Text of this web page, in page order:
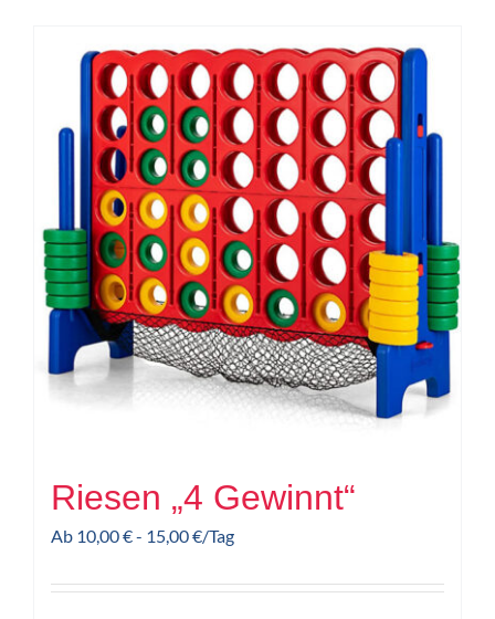
Riesen „4 Gewinnt“
Ab 10,00€- 15,00€/Tag